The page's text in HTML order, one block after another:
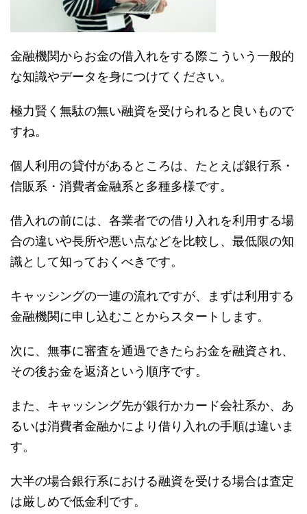
金融機関からお金の借入れをする際こういう一般的
な知識やデータを身につけてください。
極力賢く無駄の無い融資を受けられると良いもので
すね。
個人利用の貸付があるところは、たとえば銀行系・
信販系・消費者金融系と多種多様です。
借入れの前には、各業者での借り入れを利用する場
合の違いや長所や悪い点などを比較し、最低限の知
識として知っておくべきです。
キャッシングの一連の流れですが、まずは利用する
金融機関に申し込むことからスタートします。
次に、無事に審査を通過できたらお金を融資され、
その後お金を返済という順序です。
また、キャッシング先が銀行かカード会社系か、あ
るいは消費者金融かにより借り入れの手順は違いま
す。
大半の場合銀行系における融資を受ける場合は査定
は厳しめで低金利です。